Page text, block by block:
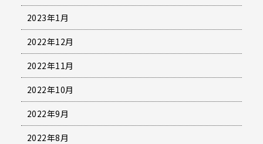
2023年1月
2022年12月
2022年11月
2022年10月
2022年9月
2022年8月